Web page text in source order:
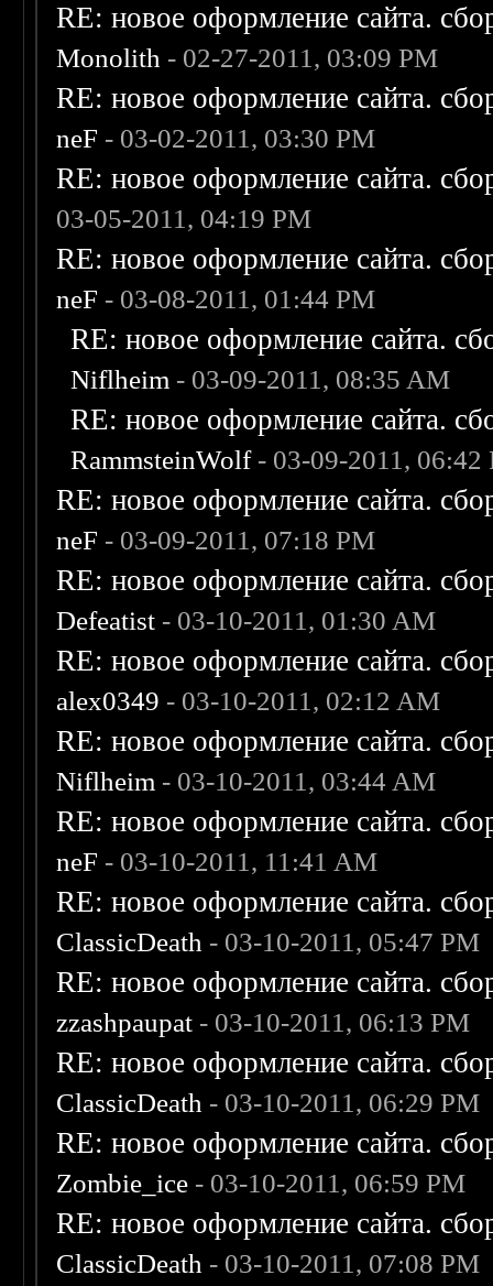
RE: новое оформление сайта.
Monolith - 02-27-2011, 03:09 PM
RE: новое оформление сайта.
neF - 03-02-2011, 03:30 PM
RE: новое оформление сайта.
03-05-2011, 04:19 PM
RE: новое оформление сайта.
neF - 03-08-2011, 01:44 PM
RE: новое оформление сайта.
Niflheim - 03-09-2011, 08:35 AM
RE: новое оформление сайта.
RammsteinWolf- 03-09-2011, 06:42
RE: новое оформление сайта.
neF - 03-09-2011, 07:18 PM
RE: новое оформление сайта.
Defeatist - 03-10-2011, 01:30 AM
RE: новое оформление сайта.
alex0349 - 03-10-2011, 02:12 AM
RE: новое оформление сайта.
Niflheim - 03-10-2011, 03:44 AM
RE: новое оформление сайта.
neF - 03-10-2011, 11:41 AM
RE: новое оформление сайта.
ClassicDeath - 03-10-2011, 05:47 PM
RE: новое оформление сайта.
zzashpaupat - 03-10-2011, 06:13 PM
RE: новое оформление сайта.
ClassicDeath - 03-10-2011, 06:29 PM
RE: новое оформление сайта.
Zombie_ice - 03-10-2011, 06:59 PM
RE: новое оформление сайта.
ClassicDeath - 03-10-2011, 07:08 PM